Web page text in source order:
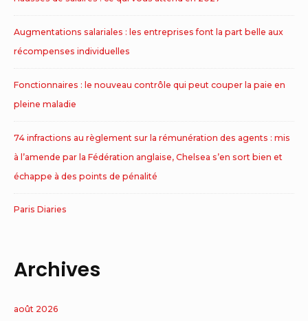
Augmentations salariales : les entreprises font la part belle aux
récompenses individuelles
Fonctionnaires : le nouveau contrôle qui peut couper la paie en
pleine maladie
74 infractions au règlement sur la rémunération des agents : mis
à l’amende par la Fédération anglaise, Chelsea s’en sort bien et
échappe à des points de pénalité
Paris Diaries
Archives
août 2026